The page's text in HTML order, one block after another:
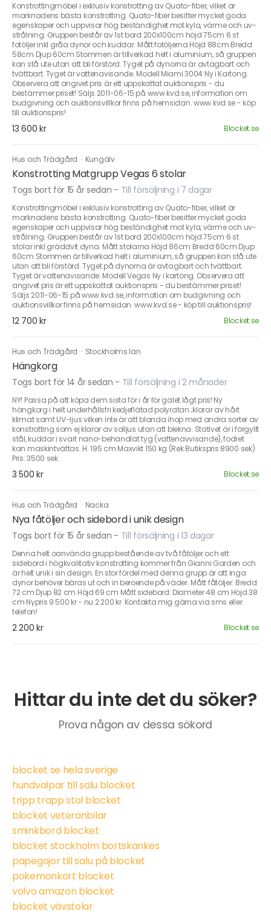
Konstrottingmöbel i exklusiv konstrotting av Quato-fiber, vilket är
marknadens bästa konstrotting. Quato-fiber besitter mycket goda
egenskaper och uppvisar hög beständighet mot kyla, värme och uv-
strålning. Gruppen består av 1st bord 200x100cm höjd 75cm 6 st
fotöljer inkl gråa dynor och kuddar. Mått fotöljerna Höjd 88cm Bredd
58cm Djup 60cm Stommen är tillverkad helt i aluminium, så gruppen
kan stå ute utan att bli förstörd. Tyget på dynorna är avtagbart och
tvättbart. Tyget är vattenavisande. Modell Miami 3004 Ny i Kartong.
Observera att angivet pris är ett uppskattat auktionspris - du
bestämmer priset! Säljs 2011-06-15 på www.kvd.se, information om
budgivning och auktionsvillkor finns på hemsidan. www.kvd.se - köp
till auktionspris!
13 600 kr Blocket.se
Hus och Trädgård · Kungälv
Konstrotting Matgrupp Vegas 6 stolar
Togs bort för 15 år sedan - Till försäljning i 7 dagar
Konstrottingmöbel i exklusiv konstrotting av Quato-fiber, vilket är
marknadens bästa konstrotting. Quato-fiber besitter mycket goda
egenskaper och uppvisar hög beständighet mot kyla, värme och uv-
strålning. Gruppen består av 1st bord 200x100cm höjd 75cm 6 st
stolar inkl gräddvit dyna. Mått stolarna Höjd 86cm Bredd 60cm Djup
60cm Stommen är tillverkad helt i aluminium, så gruppen kan stå ute
utan att bli förstörd. Tyget på dynorna är avtagbart och tvättbart.
Tyget är vattenavisande. Modell Vegas Ny i kartong. Observera att
angivet pris är ett uppskattat auktionspris - du bestämmer priset!
Säljs 2011-06-15 på www.kvd.se, information om budgivning och
auktionsvillkor finns på hemsidan. www.kvd.se - köp till auktionspris!
12 700 kr Blocket.se
Hus och Trädgård · Stockholms län
Hängkorg
Togs bort för 14 år sedan - Till försäljning i 2 månader
NY! Passa på att köpa dem sista för i år för galet lågt pris! Ny
hängkorg i helt underhållsfri kedjeflätad polyratan ;klarar av hårt
klimat samt UV-ljus vilken inte är att blanda ihop med andra sorter av
konstrotting som ej klarar av solljus utan att blekna. Stativet är i förgyllt
stål, kuddar i svart nano-behandlat tyg (vattenavvisande), fodret
kan maskintvättas. H. 195 cm Maxvikt 150 kg (Rek Butikspris 8900 sek)
Pris: 3500 sek
3 500 kr Blocket.se
Hus och Trädgård · Nacka
Nya fåtöljer och sidebord i unik design
Togs bort för 15 år sedan - Till försäljning i 13 dagar
Denna helt oanvända grupp bestående av två fåtöljer och ett
sidebord i högkvalitativ konstrotting kommer från Gianni Garden och
är helt unik i sin design. En stor fördel med denna grupp är att inga
dynor behöver bäras ut och in beroende på väder. Mått fåtöljer: Bredd
72 cm Djup 82 cm Höjd 69 cm Mått sidebord: Diameter 48 cm Höjd 38
cm Nypris 9 500 kr - nu 2 200 kr. Kontakta mig gärna via sms eller
telefon!
2 200 kr Blocket.se
Hittar du inte det du söker?
Prova någon av dessa sökord
blocket se hela sverige
hundvalpar till salu blocket
tripp trapp stol blocket
blocket veteranbilar
sminkbord blocket
blocket stockholm bortskänkes
papegojor till salu på blocket
pokemonkort blocket
volvo amazon blocket
blocket vävstolar